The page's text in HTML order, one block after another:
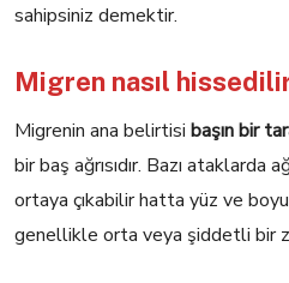
sahipsiniz demektir.
Migren nasıl
Migrenin ana belirtisi başın bir
bir baş ağrısıdır. Bazı ataklarda
ortaya çıkabilir hatta yüz ve
genellikle orta veya şiddetli bir